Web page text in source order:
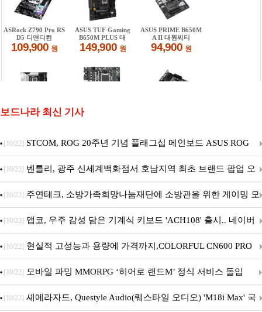
보드나라 최신 기사
[10/22] STCOM, ROG 20주년 기념 플래그십 메인보드 ASUS ROG
Crosshair X870E EDITION 20 국내 출시 예정
[10/22] 벤틀리, 광주 신세계백화점서 호남지역 최초 브랜드 팝업 오
픈
[10/22] 주연테크, 소방가족희망나눔재단에 소방관을 위한 게이밍 모
니터·스마트 펫 침대 기부
[10/22] 앱코, 우주 감성 담은 기계식 키보드 'ACH108' 출시.. 네이버
브랜드데이 기획전 진행
[10/22] 현실적 고성능과 용량에 가격까지,COLORFUL CN600 PRO
M.2 NVMe 디앤디컴 1TB
[10/22] 모바일 파밍 MMORPG ‘히어로 랜드M’ 정식 서비스 돌입
[10/22] 셰에라자드, Questyle Audio(퀘스타일 오디오) 'M18i Max' 국